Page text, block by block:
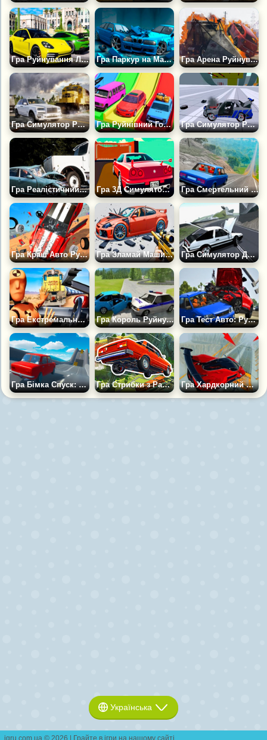
Гра Руйнування Люксових Авто Гра Паркур на Машині з Руйнуваннями Гра Арена Руйнування Машин: Різні Режими
Гра Симулятор Руйнування Авто: Плейграунд Гра Руйнівний Гоночний Спуск Авто Гра Симулятор Руйнування Автомобілів і Аварій
Гра Реалістичний Симулятор Руйнування Авто Гра 3Д Симулятор Руйнувань: Ламай Ворота Машиною Гра Смертельний Спуск (від AM)
Гра Краш Авто Руйнування з Стрибками Гра Зламай Машину Зброєю 3Д Гра Симулятор Дрифту і Руйнування Машин
Гра Екстремальний Симулятор Руйнування Машин 2 Гра Король Руйнувань Авто Гра Тест Авто: Руйнування
Гра Бімка Спуск: Симулятор Руйнувань Гра Стрибки з Рампи: Аварії Гра Хардкорний Спуск
Українська
igru.com.ua © 2026 | Грайте в ігри на нашому сайті